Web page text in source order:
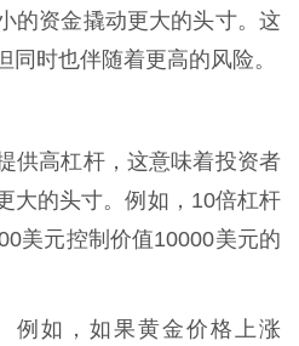
的资金撬动更大的头寸。这
时也伴随着更高的风险。
供高杠杆，这意味着投资者
大的头寸。例如，10倍杠杆
美元控制价值10000美元的
例如，如果黄金价格上涨